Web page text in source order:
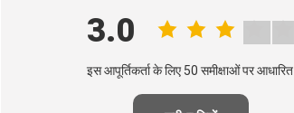
3.0
इस आपूर्तिकर्ता के लिए 50 समीक्षाओं पर आधारित